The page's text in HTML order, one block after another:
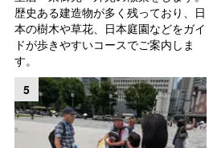
歴史ある建造物が多く残っており、日
本の樹木や草花、日本庭園などをガイ
ドが歩きやすいコースでご案内しま
す。
5